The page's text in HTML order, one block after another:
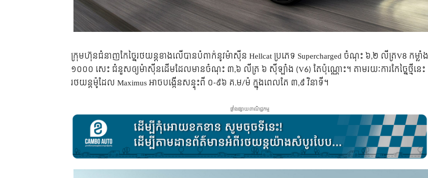
ក្រុមហ៊ុន​ជំនាញ​កែច្នៃ​រថយន្ត​ខាង​លើ​បាន​បំពាក់​នូវ​ម៉ាស៊ីន Hellcat ​ប្រភេទ Supercharged ចំណុះ ៦,២ លីត្រ​V8 កម្លាំង
១០០០ សេះ ជំនួស​ឲ្យ​ម៉ាស៊ីន​ដើម​ដែល​មាន​ចំណុះ ៣,៦ លីត្រ ៦ ស៊ីឡាំង (V6) តែ​ប៉ុណ្ណោះ។ តាម​រយៈ​ការ​កែច្នៃ​ថ្មី​នេះ​
រថយន្ត​ម៉ូដែល Maximus អាច​​បង្កើន​សន្ទុះ​ពី ០-៩៦ គ.ម/ម៉ ក្នុង​ពេល​តែ ៣,៩ វិនាទី។
ផ្ទាំងផ្សាយពាណិជ្ជកម្ម